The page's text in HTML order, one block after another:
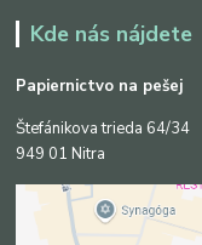
Kde nás nájdete
Papiernictvo na pešej
Štefánikova trieda 64/34
949 01 Nitra